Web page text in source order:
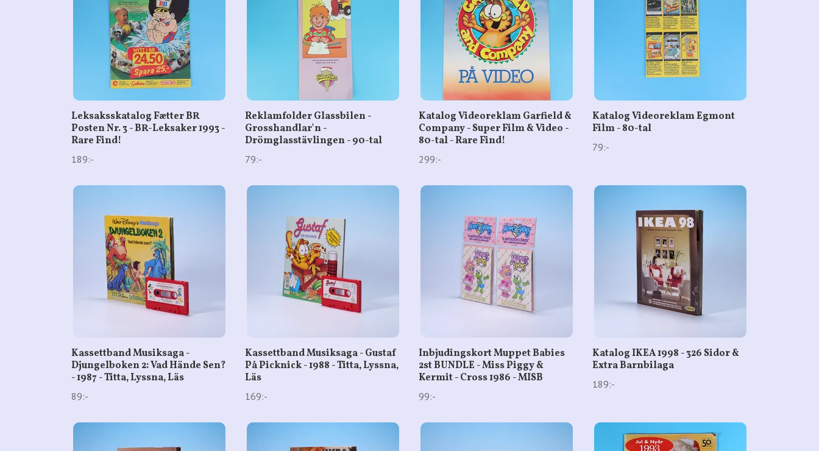
Leksaksskatalog Fætter BR
Posten Nr. 3 - BR-Leksaker 1993 -
Rare Find!
189:-
Reklamfolder Glassbilen -
Grosshandlar'n -
Drömglasstävlingen - 90-tal
79:-
Katalog Videoreklam Garfield &
Company - Super Film & Video -
80-tal - Rare Find!
299:-
Katalog Videoreklam Egmont
Film - 80-tal
79:-
Kassettband Musiksaga -
Djungelboken 2: Vad Hände Sen?
- 1987 - Titta, Lyssna, Läs
89:-
Kassettband Musiksaga - Gustaf
På Picknick - 1988 - Titta, Lyssna,
Läs
169:-
Inbjudingskort Muppet Babies
2st BUNDLE - Miss Piggy &
Kermit - Cross 1986 - MISB
99:-
Katalog IKEA 1998 - 326 Sidor &
Extra Barnbilaga
189:-